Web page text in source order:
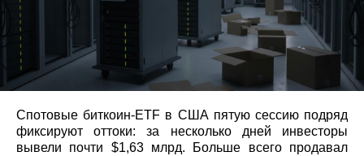
Спотовые биткоин‑ETF в США пятую сессию подряд
фиксируют оттоки: за несколько дней инвесторы
вывели почти $1,63 млрд. Больше всего продавал